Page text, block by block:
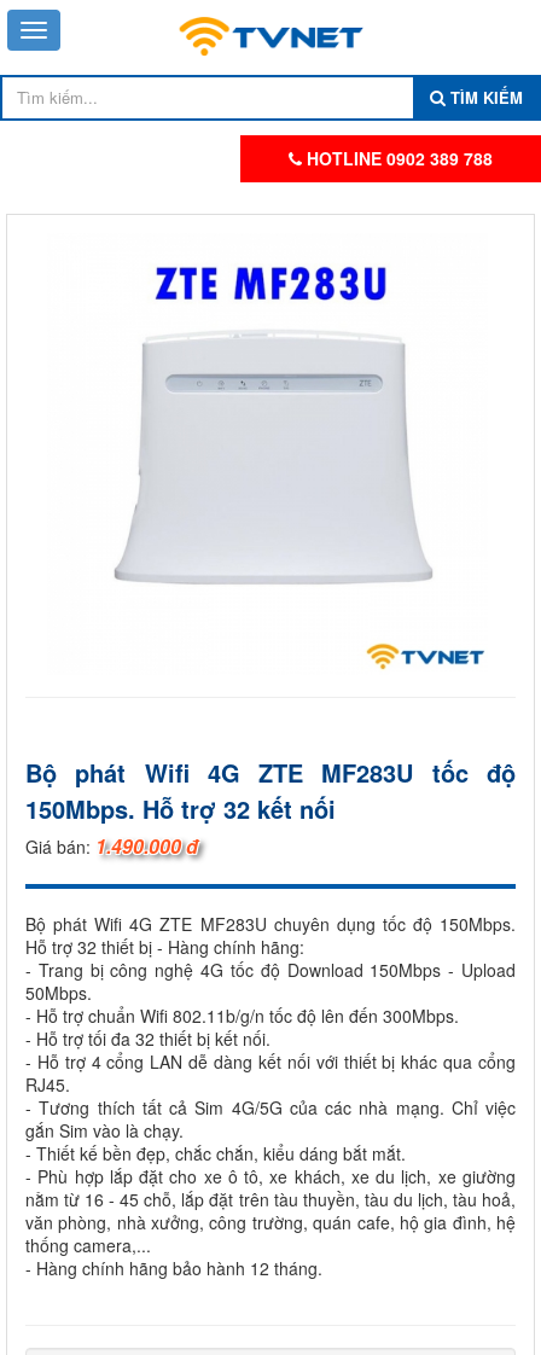
TÌM KIẾM
HOTLINE 0902 389 788
Bộ phát Wifi 4G ZTE MF283U tốc độ
150Mbps. Hỗ trợ 32 kết nối
Giá bán: 1.490.000 đ
Bộ phát Wifi 4G ZTE MF283U chuyên dụng tốc độ 150Mbps.
Hỗ trợ 32 thiết bị - Hàng chính hãng:
- Trang bị công nghệ 4G tốc độ Download 150Mbps - Upload
50Mbps.
- Hỗ trợ chuẩn Wifi 802.11b/g/n tốc độ lên đến 300Mbps.
- Hỗ trợ tối đa 32 thiết bị kết nối.
- Hỗ trợ 4 cổng LAN dễ dàng kết nối với thiết bị khác qua cổng
RJ45.
- Tương thích tất cả Sim 4G/5G của các nhà mạng. Chỉ việc
gắn Sim vào là chạy.
- Thiết kế bền đẹp, chắc chắn, kiểu dáng bắt mắt.
- Phù hợp lắp đặt cho xe ô tô, xe khách, xe du lịch, xe giường
nằm từ 16 - 45 chỗ, lắp đặt trên tàu thuyền, tàu du lịch, tàu hoả,
văn phòng, nhà xưởng, công trường, quán cafe, hộ gia đình, hệ
thống camera,...
- Hàng chính hãng bảo hành 12 tháng.